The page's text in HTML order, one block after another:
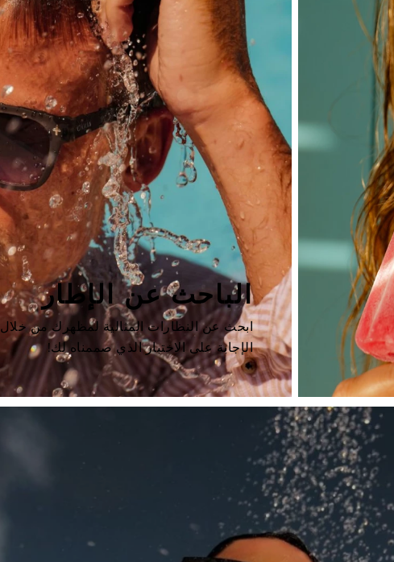
الباحث عن الإطار
ابحث عن النظارات المثالية لمظهرك من خلال
الإجابة على الاختبار الذي صممناه لك!